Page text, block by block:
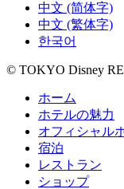
中文 (简体字)
中文 (繁体字)
한국어
© TOKYO Disney
ホーム
ホテルの魅力
オフィシャル
宿泊
レストラン
ショップ